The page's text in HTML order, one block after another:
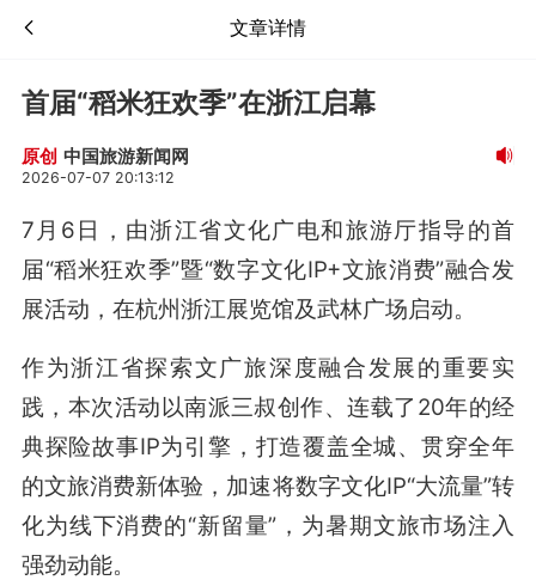
文章详情
首届“稻米狂欢季”在浙江启幕
原创 中国旅游新闻网
2026-07-07 20:13:12
7月6日，由浙江省文化广电和旅游厅指导的首
届“稻米狂欢季”暨“数字文化IP+文旅消费”融合发
展活动，在杭州浙江展览馆及武林广场启动。
作为浙江省探索文广旅深度融合发展的重要实
践，本次活动以南派三叔创作、连载了20年的经
典探险故事IP为引擎，打造覆盖全城、贯穿全年
的文旅消费新体验，加速将数字文化IP“大流量”转
化为线下消费的“新留量”，为暑期文旅市场注入
强劲动能。